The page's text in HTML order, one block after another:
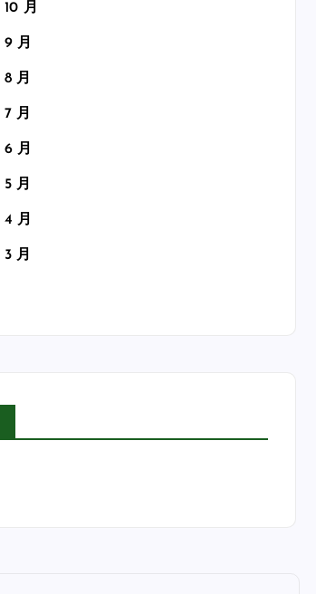
月
月
月
月
月
月
月
月